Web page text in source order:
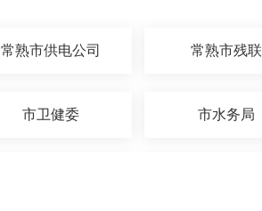
常熟市供电公司 常熟市残联
市卫健委 市水务局